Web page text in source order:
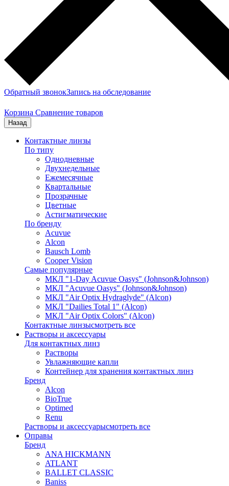
Обратный звонокЗапись на обследование
Корзина Сравнение товаров
Назад
Контактные линзы
По типу
Однодневные
Двухнедельные
Ежемесячные
Квартальные
Прозрачные
Цветные
Астигматические
По бренду
Acuvue
Alcon
Bausch Lomb
Cooper Vision
Самые популярные
МКЛ "1-Day Acuvue Oasys" (Johnson&Johnson)
МКЛ "Acuvue Oasys" (Johnson&Johnson)
МКЛ "Air Optix Hydraglyde" (Alcon)
МКЛ "Dailies Total 1" (Alcon)
МКЛ "Air Optix Colors" (Alcon)
Контактные линзысмотреть все
Растворы и аксессуары
Для контактных линз
Растворы
Увлажняющие капли
Контейнер для хранения контактных линз
Бренд
Alcon
BioTrue
Optimed
Renu
Растворы и аксессуарысмотреть все
Оправы
Бренд
ANA HICKMANN
ATLANT
BALLET CLASSIC
Baniss